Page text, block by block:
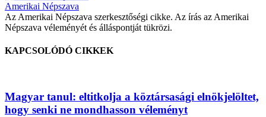
Amerikai Népszava
Az Amerikai Népszava szerkesztőségi cikke. Az írás az Amerikai
Népszava véleményét és álláspontját tükrözi.
KAPCSOLÓDÓ CIKKEK
Magyar tanul: eltitkolja a köztársasági elnökjelöltet,
hogy senki ne mondhasson véleményt